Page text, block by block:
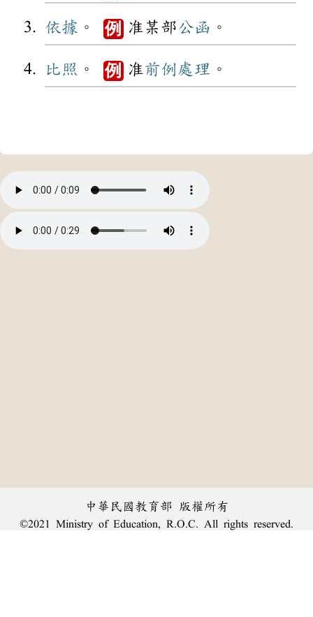
依據 。 例 准某部公函 。
比照 。 例 准前例處理 。
中華民國教育部 版權所有
©2021 Ministry of Education, R.O.C. All rights reserved.